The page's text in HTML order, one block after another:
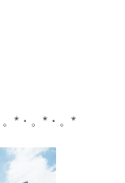
*・。*・。*